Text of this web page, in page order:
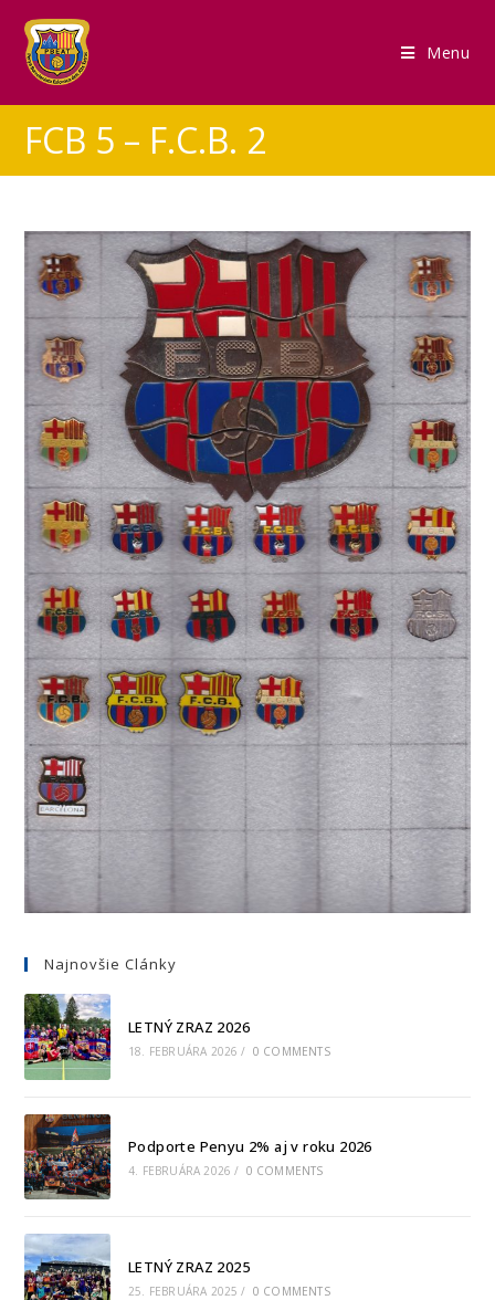
Menu
FCB 5 – F.C.B. 2
Najnovšie Clánky
LETNÝ ZRAZ 2026
18. FEBRUÁRA 2026 / 0 COMMENTS
Podporte Penyu 2% aj v roku 2026
4. FEBRUÁRA 2026 / 0 COMMENTS
LETNÝ ZRAZ 2025
25. FEBRUÁRA 2025 / 0 COMMENTS